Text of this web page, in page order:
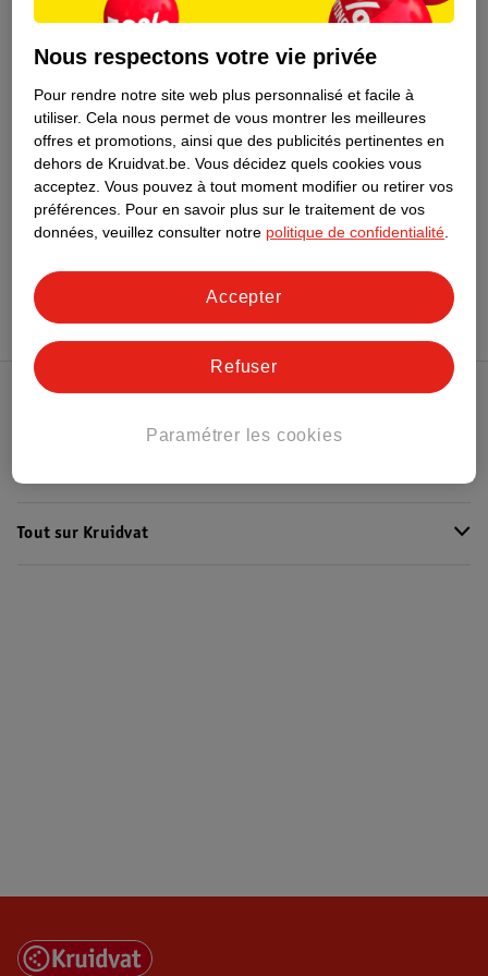
souhaitez un ventilateur qui ne soit pas trop visible. Il est
maison, mais il est moins adapté aux petits espaces tels que le
puissants, mais bruyants.
Watshome Ventilateur
49
Tout sur Kruidvat
Nous respectons votre vie privée
Pour rendre notre site web plus personnalisé et facile à
utiliser. Cela nous permet de vous montrer les meilleures
offres et promotions, ainsi que des publicités pertinentes en
dehors de Kruidvat.be. Vous décidez quels cookies vous
acceptez. Vous pouvez à tout moment modifier ou retirer vos
préférences. Pour en savoir plus sur le traitement de vos
données, veuillez consulter notre politique de confidentialité.
Paramétrer les cookies
Refuser
Accepter